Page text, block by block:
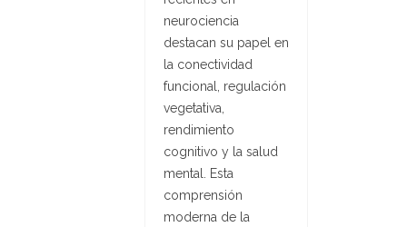
neurociencia
destacan su papel en
la conectividad
funcional, regulación
vegetativa,
rendimiento
cognitivo y la salud
mental. Esta
comprensión
moderna de la